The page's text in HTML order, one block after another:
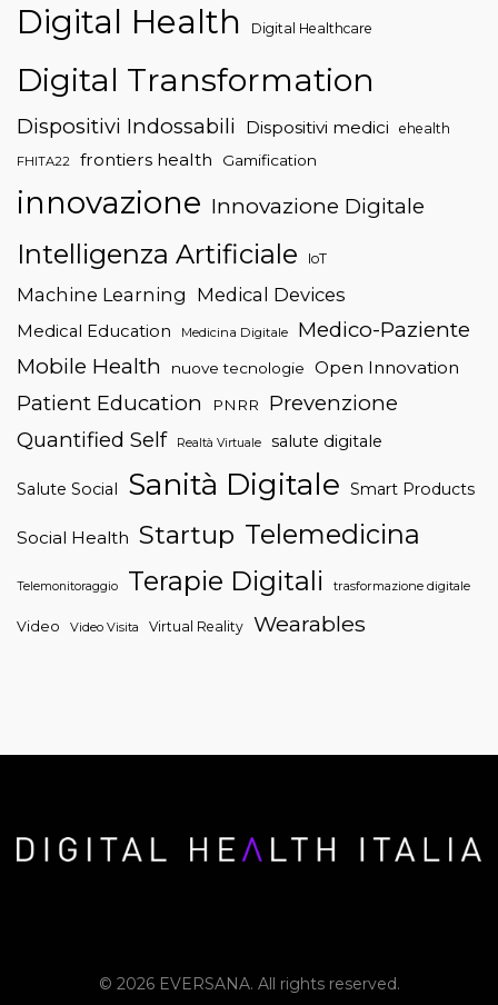
Digital Health Digital Healthcare
Digital Transformation
Dispositivi Indossabili Dispositivi medici ehealth
FHITA22 frontiers health Gamification
innovazione Innovazione Digitale
Intelligenza Artificiale IoT
Machine Learning Medical Devices
Medical Education Medicina Digitale
Medico-Paziente
Mobile Health
nuove tecnologie Open Innovation
Patient Education PNRR
Prevenzione
Quantified Self
Realtà Virtuale salute digitale
Salute Social Sanità Digitale Smart Products
Social Health Startup Telemedicina
Telemonitoraggio Terapie Digitali trasformazione digitale
Video Video Visita Virtual Reality Wearables
© 2026 EVERSANA. All rights reserved.